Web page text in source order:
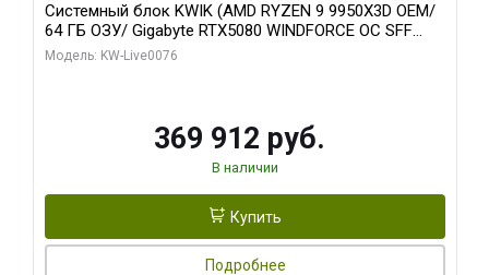
Системный блок KWIK (AMD RYZEN 9 9950X3D OEM/
64 ГБ ОЗУ/ Gigabyte RTX5080 WINDFORCE OC SFF
16GB GDDR7 256bit / 960 ГБ SSD)
Модель: KW-Live0076
369 912 руб.
В наличии
Купить
Подробнее